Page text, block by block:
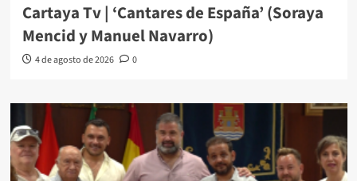
Cartaya Tv | ‘Cantares de España’ (Soraya
Mencid y Manuel Navarro)
4 de agosto de 2026 0